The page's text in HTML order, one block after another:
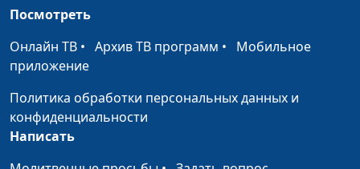
«Букет роз» и имбирный
Булочки «Ежики» и компот
Веганское мороженое и
домашний щербет
Посмотреть
Онлайн ТВ • Архив ТВ программ • Мобильное
приложение
Политика обработки персональных данных и
конфиденциальности
Написать